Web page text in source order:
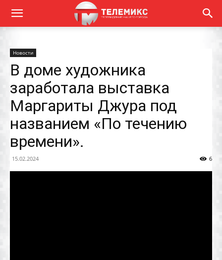
Новости
В доме художника
заработала выставка
Маргариты Джура под
названием «По течению
времени».
15.02.2024 6